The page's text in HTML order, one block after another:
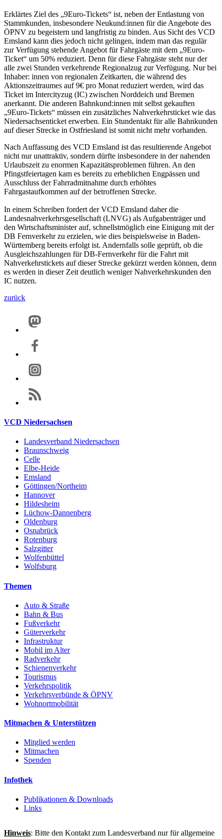
Erklärtes Ziel des „9Euro-Tickets“ ist, neben der Entlastung von
Stammkunden, insbesondere Neukund:innen für die Angebote des
ÖPNV zu begeistern und langfristig zu binden. Aus Sicht des VCD
Emsland kann dies jedoch nicht gelingen, indem man das regulär
zur Verfügung stehende Angebot für Fahrgäste mit dem „9Euro-
Ticket“ um 50% reduziert. Denn für diese Fahrgäste steht nur der
alle zwei Stunden verkehrende Regionalzug zur Verfügung. Nur bei
Inhaber: innen von regionalen Zeitkarten, die während des
Aktionszeitraumes auf 9€ pro Monat reduziert werden, wird das
Ticket im Intercityzug (IC) zwischen Norddeich und Bremen
anerkannt. Die anderen Bahnkund:innen mit selbst gekauften
„9Euro-Tickets“ müssen ein zusätzliches Nahverkehrsticket wie das
Niedersachsenticket erwerben. Ein Stundentakt für alle Bahnkunden
auf dieser Strecke in Ostfriesland ist somit nicht mehr vorhanden.
Nach Auffassung des VCD Emsland ist das resultierende Angebot
nicht nur unattraktiv, sondern dürfte insbesondere in der nahenden
Urlaubszeit zu enormen Kapazitätsproblemen führen. An den
Pfingstfeiertagen kam es bereits zu erheblichen Engpässen und
Ausschluss der Fahrradmitnahme durch erhöhtes
Fahrgastaufkommen auf der betroffenen Strecke.
In einem Schreiben fordert der VCD Emsland daher die
Landesnahverkehrsgesellschaft (LNVG) als Aufgabenträger und
den Wirtschaftsminister auf, schnellstmöglich eine Einigung mit der
DB Fernverkehr zu erzielen, wie dies beispielsweise in Baden-
Württemberg bereits erfolgt ist. Andernfalls solle geprüft, ob die
Ausgleichszahlungen für DB-Fernverkehr für die Fahrt mit
Nahverkehrstickets auf dieser Strecke gekürzt werden können, denn
es werden in dieser Zeit deutlich weniger Nahverkehrskunden den
IC nutzen.
zurück
VCD Niedersachsen
Landesverband Niedersachsen
Braunschweig
Celle
Elbe-Heide
Emsland
Göttingen/Northeim
Hannover
Hildesheim
Lüchow-Dannenberg
Oldenburg
Osnabrück
Rotenburg
Salzgitter
Wolfenbüttel
Wolfsburg
Themen
Auto & Straße
Bahn & Bus
Fußverkehr
Güterverkehr
Infrastruktur
Mobil im Alter
Radverkehr
Schienenverkehr
Tourismus
Verkehrspolitik
Verkehrsverbünde & ÖPNV
Wohnortmobilität
Mitmachen & Unterstützen
Mitglied werden
Mitmachen
Spenden
Infothek
Publikationen & Downloads
Links
Hinweis: Bitte den Kontakt zum Landesverband nur für allgemeine